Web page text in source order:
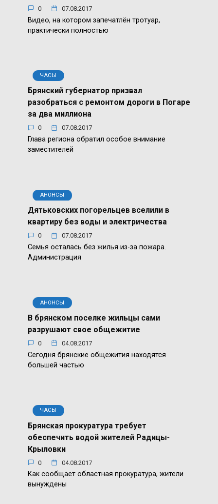
0 07.08.2017
Видео, на котором запечатлён тротуар,
практически полностью
ЧАСЫ
Брянский губернатор призвал
разобраться с ремонтом дороги в Погаре
за два миллиона
0 07.08.2017
Глава региона обратил особое внимание
заместителей
АНОНСЫ
Дятьковских погорельцев вселили в
квартиру без воды и электричества
0 07.08.2017
Семья осталась без жилья из-за пожара.
Администрация
АНОНСЫ
В брянском поселке жильцы сами
разрушают свое общежитие
0 04.08.2017
Сегодня брянские общежития находятся
большей частью
ЧАСЫ
Брянская прокуратура требует
обеспечить водой жителей Радицы-
Крыловки
0 04.08.2017
Как сообщает областная прокуратура, жители
вынуждены